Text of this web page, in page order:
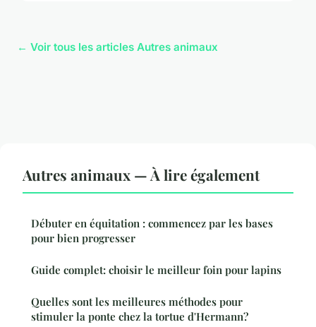
← Voir tous les articles Autres animaux
Autres animaux — À lire également
Débuter en équitation : commencez par les bases
pour bien progresser
Guide complet: choisir le meilleur foin pour lapins
Quelles sont les meilleures méthodes pour
stimuler la ponte chez la tortue d'Hermann?